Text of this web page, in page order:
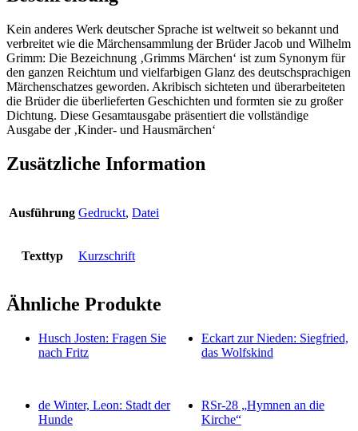
Kein anderes Werk deutscher Sprache ist weltweit so bekannt und
verbreitet wie die Märchensammlung der Brüder Jacob und Wilhelm
Grimm: Die Bezeichnung ‚Grimms Märchen‘ ist zum Synonym für
den ganzen Reichtum und vielfarbigen Glanz des deutschsprachigen
Märchenschatzes geworden. Akribisch sichteten und überarbeiteten
die Brüder die überlieferten Geschichten und formten sie zu großer
Dichtung. Diese Gesamtausgabe präsentiert die vollständige
Ausgabe der ‚Kinder- und Hausmärchen‘
Zusätzliche Information
Ausführung Gedruckt, Datei
Texttyp Kurzschrift
Ähnliche Produkte
Husch Josten: Fragen Sie
nach Fritz
Eckart zur Nieden: Siegfried,
das Wolfskind
de Winter, Leon: Stadt der
Hunde
RSr-28 „Hymnen an die
Kirche“